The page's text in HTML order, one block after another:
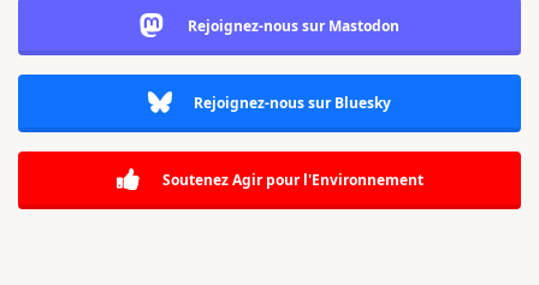
Rejoignez-nous sur Mastodon
Rejoignez-nous sur Bluesky
Soutenez Agir pour l'Environnement